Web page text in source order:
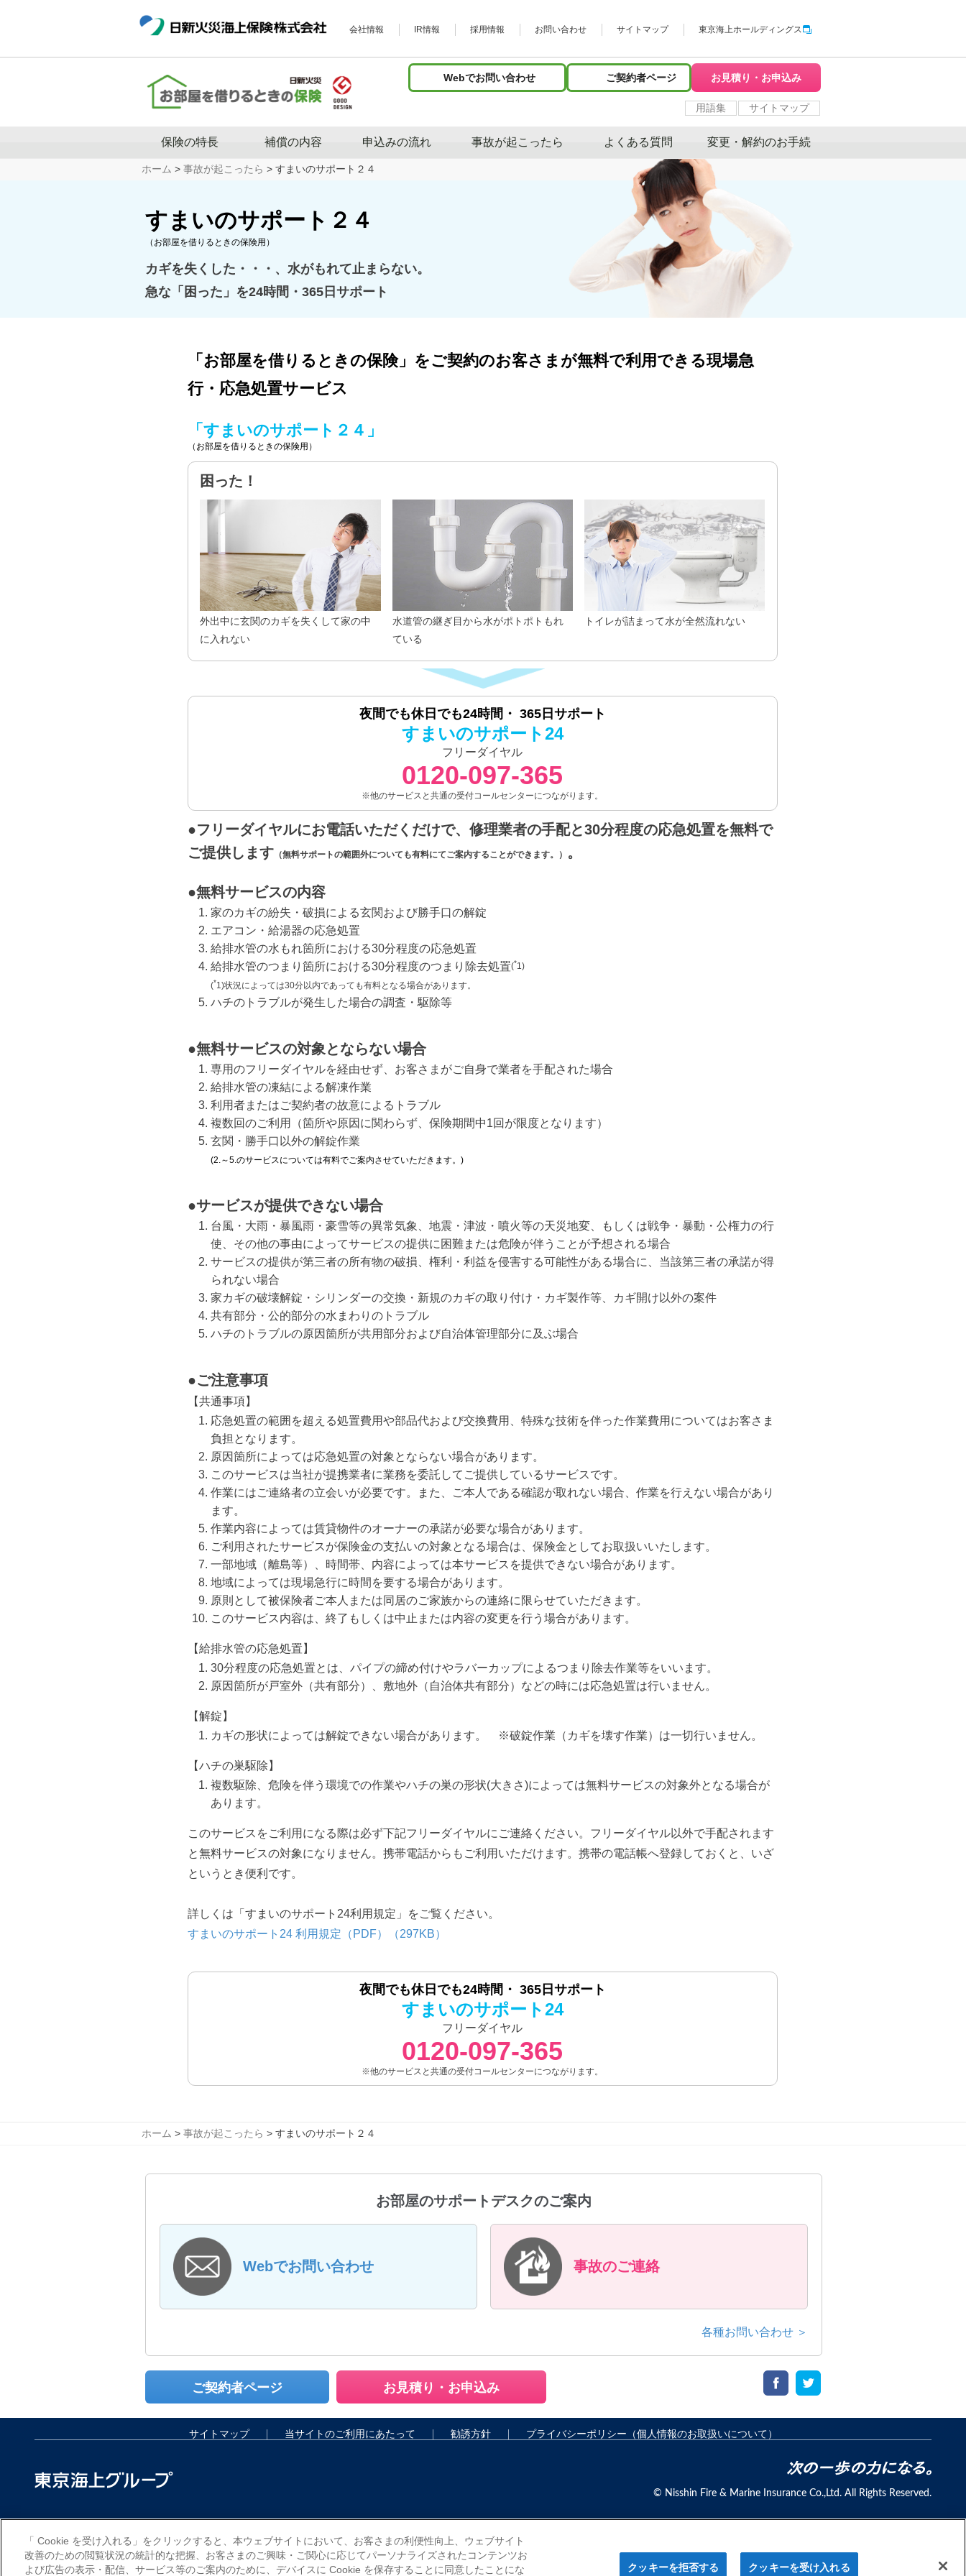
会社情報 IR情報 採用情報 お問い合わせ サイトマップ 東京海上ホールディングス
Webでお問い合わせ ご契約者ページ お見積り・お申込み
用語集 サイトマップ
保険の特長 補償の内容 申込みの流れ 事故が起こったら よくある質問 変更・解約のお手続
ホーム > 事故が起こったら > すまいのサポート２４
すまいのサポート２４
（お部屋を借りるときの保険用）
カギを失くした・・・、水がもれて止まらない。
急な「困った」を24時間・365日サポート
「お部屋を借りるときの保険」 をご契約のお客さまが無料で利用できる現場急
行・応急処置サービス
「すまいのサポート２４」
（お部屋を借りるときの保険用）
困った！
外出中に玄関のカギを失くして家の中
に入れない
水道管の継ぎ目から水がポトポトもれ
ている
トイレが詰まって水が全然流れない
夜間でも休日でも24時間・ 365日サポート
すまいのサポート24
フリーダイヤル
0120-097-365
※他のサービスと共通の受付コールセンターにつながります。
●フリーダイヤルにお電話いただくだけで、修理業者の手配と30分程度の応急処置を無料で
ご提供します （無料サポートの範囲外についても有料にてご案内することができます。） 。
●無料サービスの内容
家のカギの紛失・破損による玄関および勝手口の解錠
エアコン・給湯器の応急処置
給排水管の水もれ箇所における30分程度の応急処置
給排水管のつまり箇所における30分程度のつまり除去処置(*1)
(*1)状況によっては30分以内であっても有料となる場合があります。
ハチのトラブルが発⽣した場合の調査・駆除等
●無料サービスの対象とならない場合
専用のフリーダイヤルを経由せず、お客さまがご自身で業者を手配された場合
給排水管の凍結による解凍作業
利用者またはご契約者の故意によるトラブル
複数回のご利用（箇所や原因に関わらず、保険期間中1回が限度となります）
玄関・勝手口以外の解錠作業
(2.～5.のサービスについては有料でご案内させていただきます。)
●サービスが提供できない場合
台風・大雨・暴風雨・豪雪等の異常気象、地震・津波・噴火等の天災地変、もしくは戦争・暴動・公権力の行
使、その他の事由によってサービスの提供に困難または危険が伴うことが予想される場合
サービスの提供が第三者の所有物の破損、権利・利益を侵害する可能性がある場合に、当該第三者の承諾が得
られない場合
家カギの破壊解錠・シリンダーの交換・新規のカギの取り付け・カギ製作等、カギ開け以外の案件
共有部分・公的部分の水まわりのトラブル
ハチのトラブルの原因箇所が共⽤部分および⾃治体管理部分に及ぶ場合
●ご注意事項
【共通事項】
応急処置の範囲を超える処置費用や部品代および交換費用、特殊な技術を伴った作業費用についてはお客さま
負担となります。
原因箇所によっては応急処置の対象とならない場合があります。
このサービスは当社が提携業者に業務を委託してご提供しているサービスです。
作業にはご連絡者の立会いが必要です。また、ご本人である確認が取れない場合、作業を行えない場合があり
ます。
作業内容によっては賃貸物件のオーナーの承諾が必要な場合があります。
ご利用されたサービスが保険金の支払いの対象となる場合は、保険金としてお取扱いいたします。
一部地域（離島等）、時間帯、内容によっては本サービスを提供できない場合があります。
地域によっては現場急行に時間を要する場合があります。
原則として被保険者ご本人または同居のご家族からの連絡に限らせていただきます。
このサービス内容は、終了もしくは中止または内容の変更を行う場合があります。
【給排水管の応急処置】
30分程度の応急処置とは、パイプの締め付けやラバーカップによるつまり除去作業等をいいます。
原因箇所が戸室外（共有部分）、敷地外（自治体共有部分）などの時には応急処置は行いません。
【解錠】
カギの形状によっては解錠できない場合があります。 ※破錠作業（カギを壊す作業）は一切行いません。
【ハチの巣駆除】
複数駆除、危険を伴う環境での作業やハチの巣の形状(⼤きさ)によっては無料サービスの対象外となる場合が
あります。
このサービスをご利用になる際は必ず下記フリーダイヤルにご連絡ください。フリーダイヤル以外で手配されます
と無料サービスの対象になりません。携帯電話からもご利用いただけます。携帯の電話帳へ登録しておくと、いざ
というとき便利です。
詳しくは「すまいのサポート24利⽤規定」をご覧ください。
すまいのサポート24 利用規定（PDF）（297KB）
夜間でも休日でも24時間・ 365日サポート
すまいのサポート24
フリーダイヤル
0120-097-365
※他のサービスと共通の受付コールセンターにつながります。
ホーム > 事故が起こったら > すまいのサポート２４
お部屋のサポートデスクのご案内
Webでお問い合わせ 事故のご連絡
各種お問い合わせ ＞
ご契約者ページ お見積り・お申込み
サイトマップ 当サイトのご利用にあたって 勧誘方針 プライバシーポリシー （個人情報のお取扱いについて）
© Nisshin Fire & Marine Insurance Co.,Ltd. All Rights Reserved.
まずは自分に合った保険料を3秒でチェック
「 Cookie を受け入れる」をクリックすると、本ウェブサイトにおいて、お客さまの利便性向上、ウェブサイト
改善のための閲覧状況の統計的な把握、お客さまのご興味・ご関心に応じてパーソナライズされたコンテンツお
よび広告の表示・配信、サービス等のご案内のために、デバイスに Cookie を保存することに同意したことにな
クッキーを拒否する クッキーを受け入れる